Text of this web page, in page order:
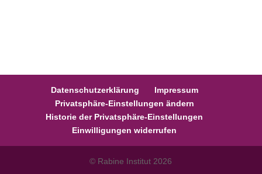
Datenschutzerklärung
Impressum
Privatsphäre-Einstellungen ändern
Historie der Privatsphäre-Einstellungen
Einwilligungen widerrufen
© Rabine Institut 2026